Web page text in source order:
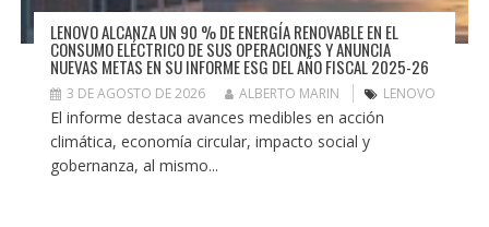
LENOVO ALCANZA UN 90 % DE ENERGÍA RENOVABLE EN EL
CONSUMO ELÉCTRICO DE SUS OPERACIONES Y ANUNCIA
NUEVAS METAS EN SU INFORME ESG DEL AÑO FISCAL 2025-26
3 DE AGOSTO DE 2026 ALBERTO MARIN LENOVO
El informe destaca avances medibles en acción
climática, economía circular, impacto social y
gobernanza, al mismo...